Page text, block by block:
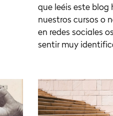
que leéis este blog
nuestros cursos o
en redes sociales
sentir muy